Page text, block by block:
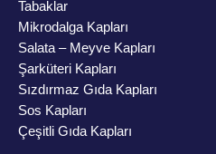
Tabaklar
Mikrodalga Kapları
Salata – Meyve Kapları
Şarküteri Kapları
Sızdırmaz Gıda Kapları
Sos Kapları
Çeşitli Gıda Kapları